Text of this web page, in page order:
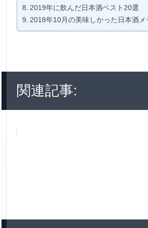
2019年に飲んだ日本酒ベスト20選
2018年10月の美味しかった日本酒メ
関連記事: